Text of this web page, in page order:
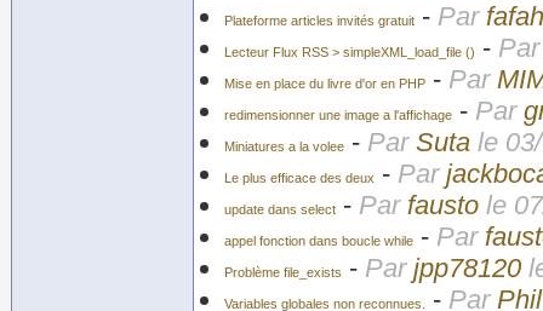
Plateforme articles invités gratuit - Par
Lecteur Flux RSS > simpleXML_load_file () -
Mise en place du livre d'or en PHP - Par
redimensionner une image a l'affichage - Par
Miniatures a la volee - Par Suta le
Le plus efficace des deux - Par
update dans select - Par fausto le
appel fonction dans boucle while - Par
Problème file_exists - Par jpp78120
Variables globales non reconnues. - Par